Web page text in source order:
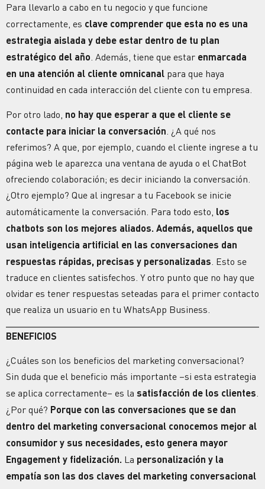
Para llevarlo a cabo en tu negocio y que funcione
correctamente, es clave comprender que esta no es una
estrategia aislada y debe estar dentro de tu plan
estratégico del año . Además, tiene que estar enmarcada
en una atención al cliente omnicanal para que haya
continuidad en cada interacción del cliente con tu empresa.
Por otro lado, no hay que esperar a que el cliente se
contacte para iniciar la conversación. ¿A qué nos
referimos? A que, por ejemplo, cuando el cliente ingrese a tu
página web le aparezca una ventana de ayuda o el ChatBot
ofreciendo colaboración; es decir iniciando la conversación.
¿Otro ejemplo? Que al ingresar a tu Facebook se inicie
automáticamente la conversación. Para todo esto, los
chatbots son los mejores aliados. Además, aquellos que
usan inteligencia artificial en las conversaciones dan
respuestas rápidas, precisas y personalizadas. Esto se
traduce en clientes satisfechos. Y otro punto que no hay que
olvidar es tener respuestas seteadas para el primer contacto
que realiza un usuario en tu WhatsApp Business.
BENEFICIOS
¿Cuáles son los beneficios del marketing conversacional?
Sin duda que el beneficio más importante –si esta estrategia
se aplica correctamente– es la satisfacción de los clientes
¿Por qué? Porque con las conversaciones que se dan
dentro del marketing conversacional conocemos mejor al
consumidor y sus necesidades, esto genera mayor
Engagement y fidelización. La personalización y la
empatía son las dos claves del marketing conversacional